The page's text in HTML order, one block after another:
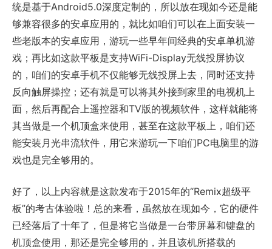
统是基于Android5.0深度定制的，所以放在现如今还是能
够兼容很多的安卓应用的，就比如咱们可以在上面安装一
些老版本的安卓应用，游玩一些早年间经典的安卓单机游
戏；再比如这款平板是支持WiFi-Display无线投屏协议
的，咱们的安卓手机不仅能够无线投屏上去，同时还支持
反向触屏操控；还有就是可以将其外接到家里的电视机上
面，然后再配合上遥控器和TV版的视频软件，这样就能将
其当做是一个机顶盒来使用，甚至在这款平板上，咱们还
能安装月光串流软件，用它来游玩一下咱们PC电脑里的游
戏也是完全够用的。
好了，以上内容就是这款发布于2015年的“Remix超级平
板”的考古体验啦！总的来看，虽然放在现如今，它的硬件
已经落后了十年了，但是将它当做是一台带屏幕和键盘的
机顶盒使用，那还是完全够用的，并且该机所搭载的